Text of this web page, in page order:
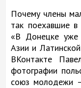
Почему члены
так поехавшие
«В Донецке уже
Азии и
ВКонтакте
фотографии
союз молодежи